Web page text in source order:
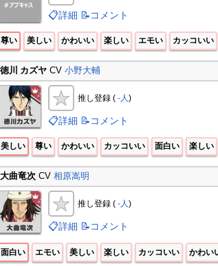
📋詳細 📝コメント
尊い 美しい かわいい 楽しい エモい カッコいい
徳川 カズヤCV 小野大輔
推し登録 ( -人 )
📋詳細 📝コメント
美しい 尊い かわいい カッコいい 面白い 楽しい
大曲竜次CV 相原嵩明
推し登録 ( -人)
📋詳細 📝コメント
面白い エモい 美しい 楽しい カッコいい かわい